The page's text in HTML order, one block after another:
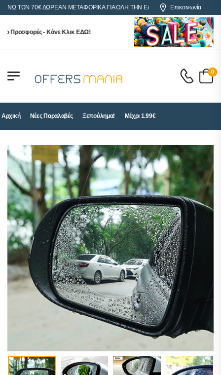
70€ ΔΩΡΕΑΝ ΜΕΤΑΦΟΡΙΚΑ ΓΙΑ ΟΛΗ ΤΗΝ ΕΛΛΑΔΑ Επικοινωνία
- Κάνε Κλικ ΕΔΩ!
0
Αρχική Νέες Παραλαβές Ξεπούλημα! Μέχρι 1.99€